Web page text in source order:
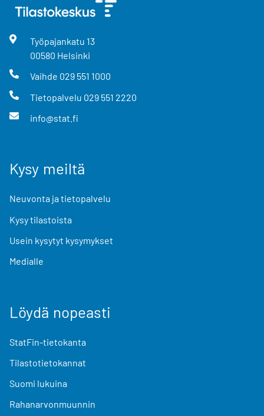
Työpajankatu 13
00580 Helsinki
Vaihde 029 551 1000
Tietopalvelu 029 551 2220
info@stat.fi
Kysy meiltä
Neuvonta ja tietopalvelu
Kysy tilastoista
Usein kysytyt kysymykset
Medialle
Löydä nopeasti
StatFin-tietokanta
Tilastotietokannat
Suomi lukuina
Rahanarvonmuunnin